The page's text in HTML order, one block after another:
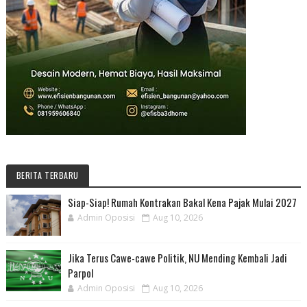
BERITA TERBARU
Siap-Siap! Rumah Kontrakan Bakal Kena Pajak Mulai 2027
Admin Oposisi Aug 10, 2026
Jika Terus Cawe-cawe Politik, NU Mending Kembali Jadi
Parpol
Admin Oposisi Aug 10, 2026